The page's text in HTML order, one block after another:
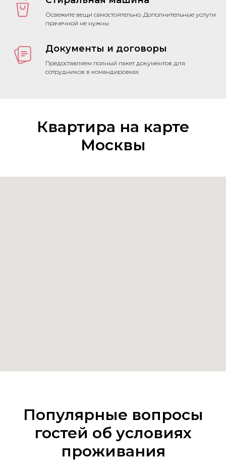
Освежите вещи самостоятельно. Дополнительные услуги
прачечной не нужны
Документы и договоры
Предоставляем полный пакет документов для
сотрудников в командировках
Квартира на карте
Москвы
Популярные вопросы
гостей об условиях
проживания